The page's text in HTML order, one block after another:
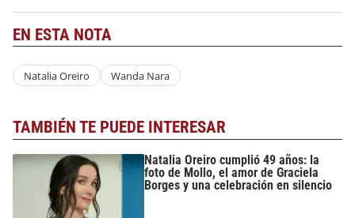
EN ESTA NOTA
Natalia Oreiro Wanda Nara
TAMBIÉN TE PUEDE INTERESAR
Natalia Oreiro cumplió 49 años: la
foto de Mollo, el amor de Graciela
Borges y una celebración en silencio